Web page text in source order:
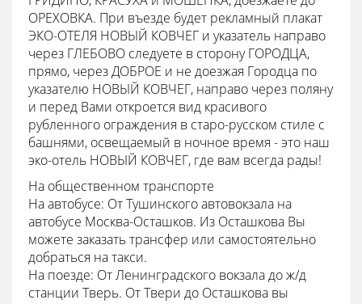
ОРЕХОВКА. При въезде будет рекламный плакат
ЭКО-ОТЕЛЯ НОВЫЙ КОВЧЕГ и указатель направо
через ГЛЕБОВО следуете в сторону ГОРОДЦА,
прямо, через ДОБРОЕ и не доезжая Городца по
указателю НОВЫЙ КОВЧЕГ, направо через поляну
и перед Вами откроется вид красивого
рубленного ограждения в старо-русском стиле с
башнями, освещаемый в ночное время - это наш
эко-отель НОВЫЙ КОВЧЕГ, где вам всегда рады!
На общественном транспорте
На автобусе: От Тушинского автовокзала на
автобусе Москва-Осташков. Из Осташкова Вы
можете заказать трансфер или самостоятельно
добраться на такси.
На поезде: От Ленинградского вокзала до ж/д
станции Тверь. От Твери до Осташкова вы